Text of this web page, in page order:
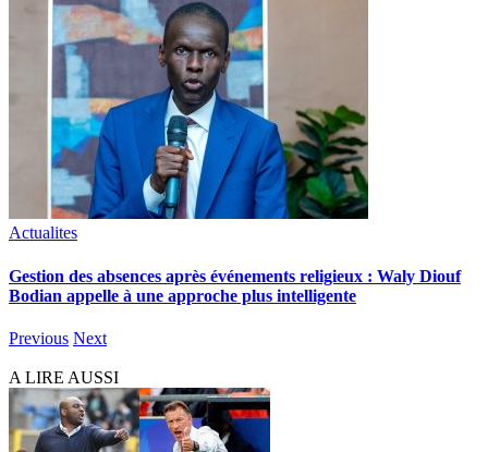
Actualites
Gestion des absences après événements religieux : Waly Diouf
Bodian appelle à une approche plus intelligente
Previous Next
A LIRE AUSSI